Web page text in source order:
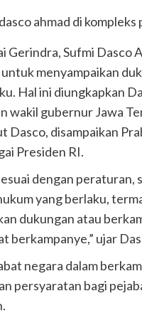
Gerindra, Sufmi Dasco
menyampaikan
Hal ini diungkapkan
wakil gubernur Jawa
disampaikan
Presiden RI.
dengan
yang berlaku,
dukungan atau
berkampanye,” ujar
negara dalam
persyaratan bagi